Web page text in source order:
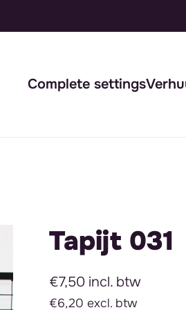
Complete settings
Tapijt 031
€7,50 incl. btw
€6,20 excl. btw